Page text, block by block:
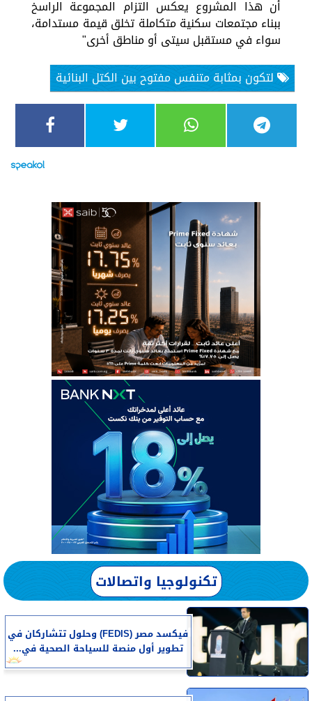
أن هذا المشروع يعكس التزام المجموعة الراسخ
ببناء مجتمعات سكنية متكاملة تخلق قيمة مستدامة،
سواء في مستقبل سيتى أو مناطق أخرى"
لتكون بمثابة متنفس مفتوح بين الكتل البنائية
تكنولوجيا واتصالات
فيكسد مصر (FEDIS) وحلول تتشاركان في
تطوير أول منصة للسياحة الصحية في...